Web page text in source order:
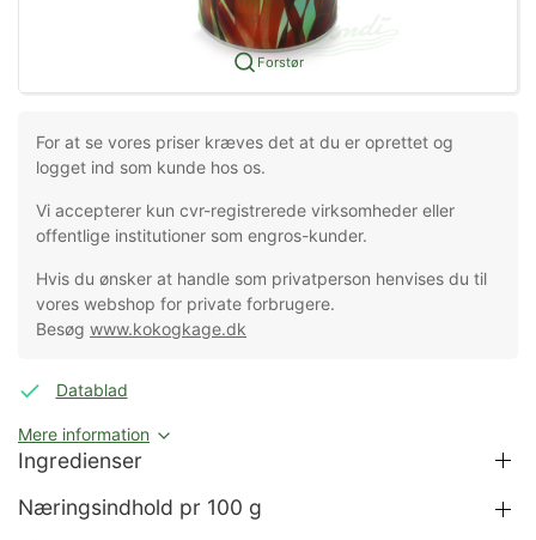
Forstør
For at se vores priser kræves det at du er oprettet og
logget ind som kunde hos os.
Vi accepterer kun cvr-registrerede virksomheder eller
offentlige institutioner som engros-kunder.
Hvis du ønsker at handle som privatperson henvises du til
vores webshop for private forbrugere.
Besøg www.kokogkage.dk
Datablad
Mere information
Ingredienser
Næringsindhold pr 100 g